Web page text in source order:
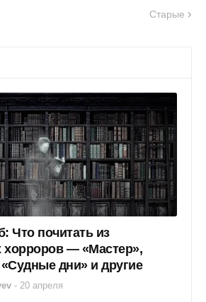
Старые
Что почитать из
— «Мастер»,
дни» и другие
- 20 апреля